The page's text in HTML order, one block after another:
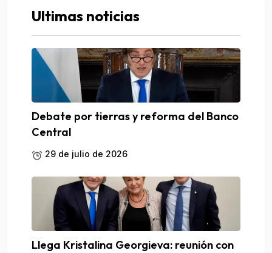
Ultimas noticias
Debate por tierras y reforma del Banco
Central
29 de julio de 2026
Llega Kristalina Georgieva: reunión con